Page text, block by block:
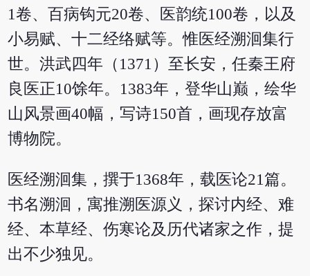
1卷、百病钩元20卷、医韵统100卷，以及
小易赋、十二经络赋等。惟医经溯洄集行
世。洪武四年（1371）至长安，任秦王府
良医正10馀年。1383年，登华山巅，绘华
山风景画40幅，写诗150首，画现存放富
博物院。
医经溯洄集，撰于1368年，载医论21篇。
书名溯洄，寓推溯医源义，探讨内经、难
经、本草经、伤寒论及历代诸家之作，提
出不少独见。